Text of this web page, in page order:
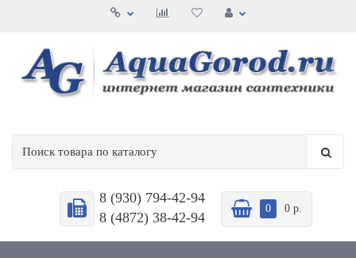
8 (930) 794-42-94
8 (4872) 38-42-94
0 0 р.